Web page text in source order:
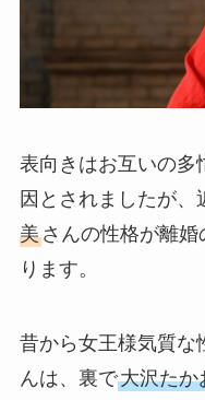
表向きはお互いの多
因とされましたが、
美さんの性格が離
ります。
昔から女王様気質な
んは、裏で大沢たか